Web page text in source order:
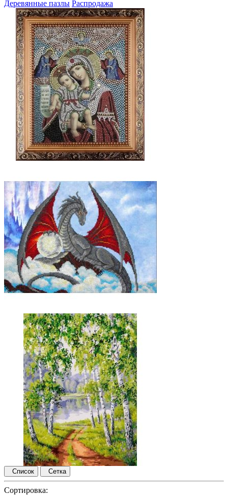
Деревянные пазлы Распродажа
Список Сетка
Сортировка: